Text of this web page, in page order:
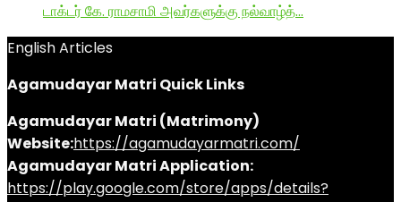
டாக்டர் கே. ராமசாமி அவர்களுக்கு நல்வாழ்த்…
English Articles
Agamudayar Matri Quick Links
Agamudayar Matri (Matrimony)
Website:https://agamudayarmatri.com/
Agamudayar Matri Application:
https://play.google.com/store/apps/details?